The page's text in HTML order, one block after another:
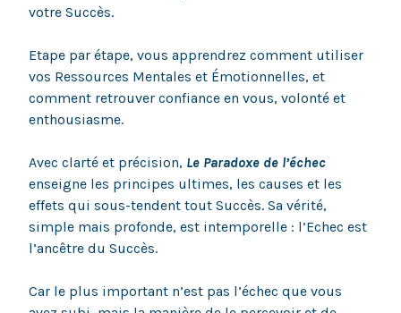
votre Succès.
Etape par étape, vous apprendrez comment utiliser
vos Ressources Mentales et Émotionnelles, et
comment retrouver confiance en vous, volonté et
enthousiasme.
Avec clarté et précision, Le Paradoxe de l’échec
enseigne les principes ultimes, les causes et les
effets qui sous-tendent tout Succès. Sa vérité,
simple mais profonde, est intemporelle : l’Echec est
l’ancêtre du Succès.
Car le plus important n’est pas l’échec que vous